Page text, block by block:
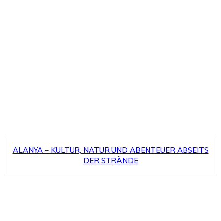
ALANYA – KULTUR, NATUR UND ABENTEUER ABSEITS
DER STRÄNDE